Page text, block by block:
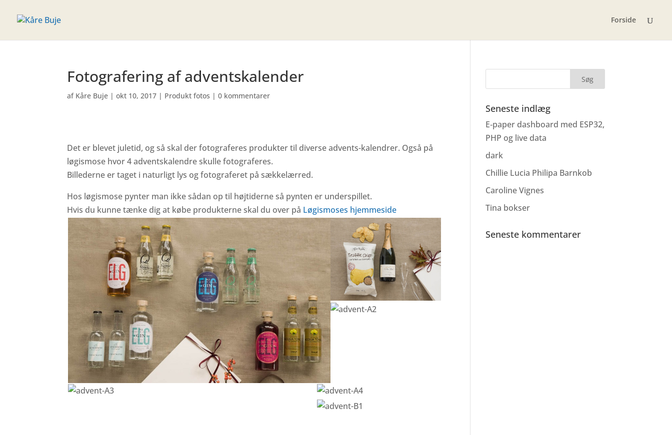
Forside
Fotografering af adventskalender
af Kåre Buje |okt 10, 2017 | Produkt fotos |0 kommentarer
Det er blevet jule­tid, og så skal der foto­gra­fe­res produk­ter til diverse advents-kalen­drer. Også på
løgis­mose hvor 4 adventska­len­dre skulle foto­gra­fe­res.
Bille­derne er taget i natur­ligt lys og foto­gra­fe­ret på sækkelærred.
Hos løgis­mose pynter man ikke sådan op til højti­derne så pynten er under­spil­let.
Hvis du kunne tænke dig at købe produk­terne skal du over på Løgis­mo­ses hjemmeside
Seneste indlæg
E‑paper dashboard med ESP32,
PHP og live data
dark
Chillie Lucia Philipa Barnkob
Caroline Vignes
Tina bokser
Seneste kommentarer